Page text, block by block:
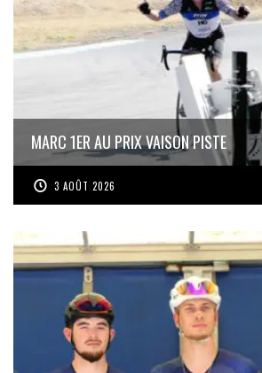
MARC 1ER AU PRIX VAISON PISTE
3 AOÛT 2026